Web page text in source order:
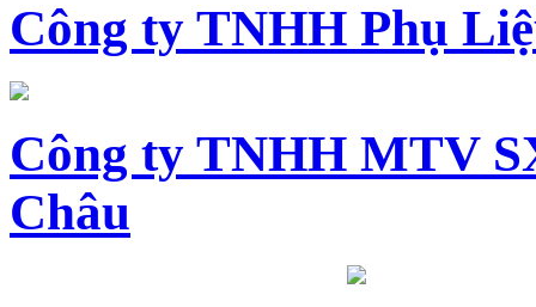
Công ty TNHH Phụ
Công ty TNHH MTV
Châu